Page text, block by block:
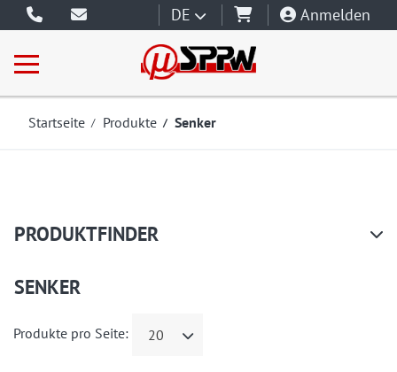
DE Anmelden
Startseite Produkte Senker
PRODUKTFINDER
SENKER
Produkte pro Seite: 20